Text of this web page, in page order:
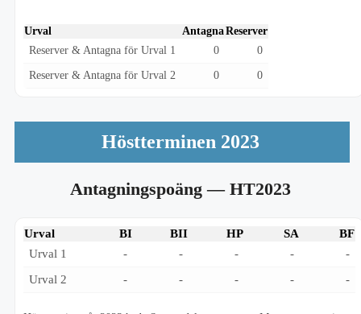
Urval AntagnaReserver
Reserver & Antagna för Urval 1
0 0
Reserver & Antagna för Urval 2 0 0
Höstterminen 2023
Antagningspoäng— HT2023
Urval BI BII HP SA
BF
Urval 1
- - - -
-
Urval 2
- - - - -